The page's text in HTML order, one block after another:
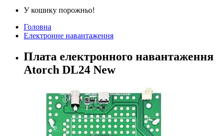
У кошику порожньо!
Головна
Електронне навантаження
Плата електронного навантаження
Atorch DL24 New